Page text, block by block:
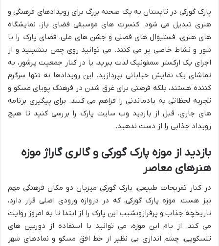
پارک گورکی در تابستان به یک صحنه بزرگ برای رویدادهای فرهنگی و
هنری تبدیل می شود. کنسرت های موسیقی فضای باز، نمایشگاه
های هنری، فستیوال های فصلی و جشن های ملی، فضای پارک را با
شور و نشاط خاصی پر می کنند. می توانید روی چمن بنشینید و از
اجرای یک ارکستر سمفونیک لذت ببرید، یا در کنار جمعیت پرشور، به
تماشای یک نمایش خیابانی بپردازید. این رویدادها نه تنها سرگرم
کننده هستند، بلکه فرصتی برای غرق شدن در فرهنگ پویای مسکو و
تجربه لحظاتی به یادماندنی را فراهم می کنند. برای پیگیری برنامه
های جاری، قبل از بازدید وب سایت پارک را بررسی کنید تا هیچ
رویداد جذابی را از دست ندهید.
بازدید از موزه پارک گورکی و گالری گاراژ موزه
هنرهای معاصر
در کنار تفریحات طبیعی، پارک گورکی میزبان دو مکان فرهنگی مهم
نیز هست. موزه پارک گورکی، که در دروازه ورودی اصلی قرار دارد،
تاریخچه جذاب و پرفرازونشیب این پارک را از ابتدا تا به امروز روایت
می کند. از بام این موزه، می توانید با استفاده از دوربین های
تلسکوپی، چشم اندازی بی نظیر از خط افق مسکو و نمادهای شهر